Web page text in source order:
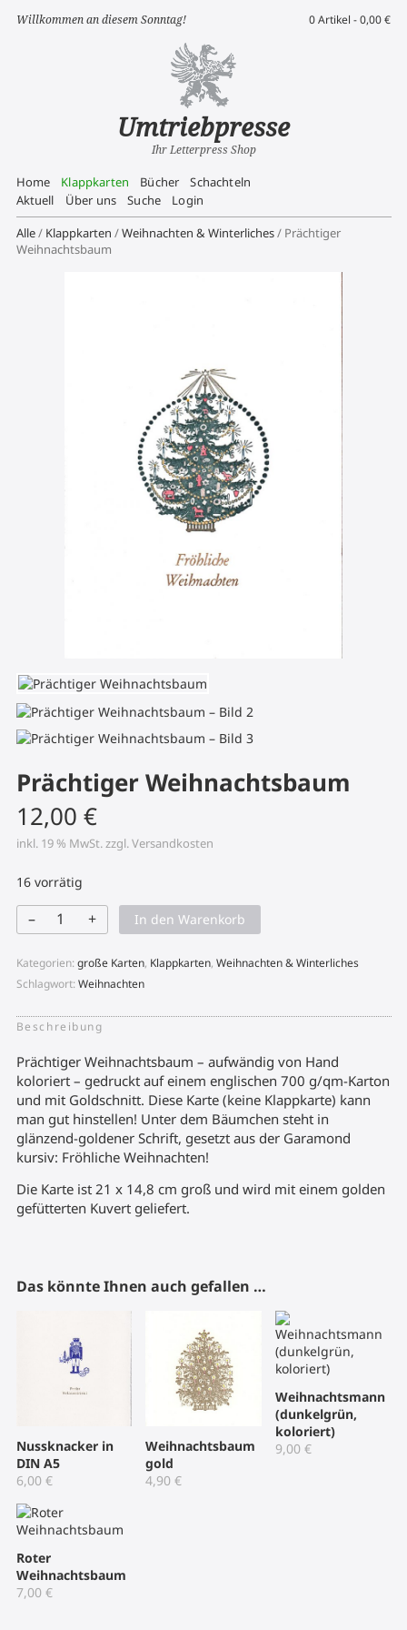
Willkommen an diesem Sonntag!
Umtriebpresse
Ihr Letterpress Shop
0 Artikel -0,00€
Home Klappkarten Bücher
Schachteln
Aktuell
Über uns Suche
Login
Alle/ Klappkarten /Weihnachten & Winterliches/ Prächtiger
Weihnachtsbaum
Prächtiger Weihnachtsbaum
12,00 €
inkl. 19 % MwSt. zzgl. Versandkosten
16 vorrätig
–
Prächtiger
Weihnachtsbaum
+ In den Warenkorb
Kategorien: große Karten, Klappkarten, Weihnachten & Winterliches
Schlagwort: Weihnachten
Beschreibung
Prächtiger Weihnachtsbaum – aufwändig von Hand
koloriert – gedruckt auf einem englischen 700 g/qm-Karton
und mit Goldschnitt. Diese Karte (keine Klappkarte) kann
man gut hinstellen! Unter dem Bäumchen steht in
glänzend-goldener Schrift, gesetzt aus der Garamond
kursiv: Fröhliche Weihnachten!
Die Karte ist 21 x 14,8 cm groß und wird mit einem golden
gefütterten Kuvert geliefert.
Das könnte Ihnen auch gefallen …
Nussknacker in
DIN A5
6,00 €
Weihnachtsbaum
gold
4,90€
Weihnachtsmann
(dunkelgrün,
koloriert)
9,00 €
Roter
Weihnachtsbaum
7,00 €